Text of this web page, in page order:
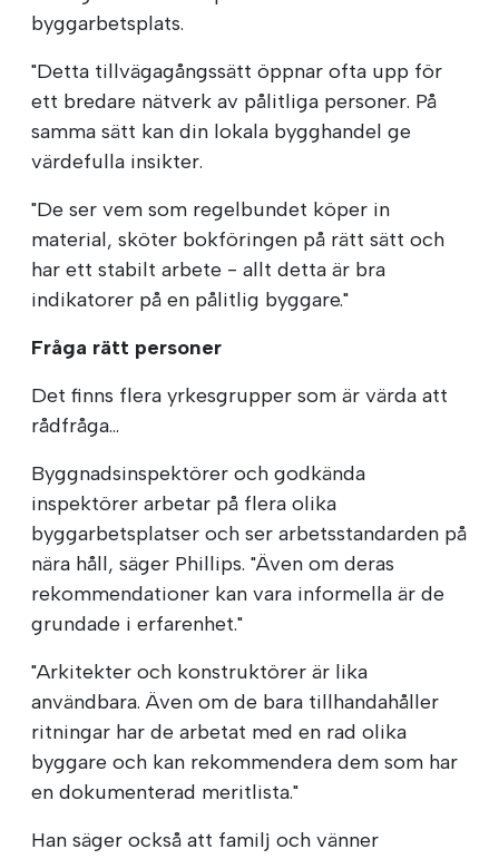
byggarbetsplats.
"Detta tillvägagångssätt öppnar ofta upp för
ett bredare nätverk av pålitliga personer. På
samma sätt kan din lokala bygghandel ge
värdefulla insikter.
"De ser vem som regelbundet köper in
material, sköter bokföringen på rätt sätt och
har ett stabilt arbete - allt detta är bra
indikatorer på en pålitlig byggare."
Fråga rätt personer
Det finns flera yrkesgrupper som är värda att
rådfråga...
Byggnadsinspektörer och godkända
inspektörer arbetar på flera olika
byggarbetsplatser och ser arbetsstandarden på
nära håll, säger Phillips. "Även om deras
rekommendationer kan vara informella är de
grundade i erfarenhet."
"Arkitekter och konstruktörer är lika
användbara. Även om de bara tillhandahåller
ritningar har de arbetat med en rad olika
byggare och kan rekommendera dem som har
en dokumenterad meritlista."
Han säger också att familj och vänner